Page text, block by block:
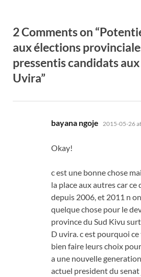
2 Comments on
aux élections
pressentis candidats
Uvira”
bayana ngoje says:
2015-05-26
Okay!
c est une bonne chose
la place aux autres car ce
depuis 2006, et 2011 n
quelque chose pour le
province du Sud Kivu
D uvira. c est pourquoi
bien faire leurs choix
a une nouvelle
actuel president du senat